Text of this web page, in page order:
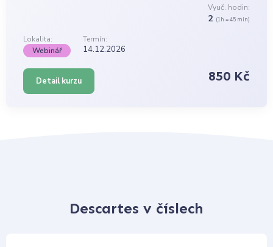
Vyuč. hodin:
2 (1h = 45 min)
Lokalita:
Termín:
Webinář
14.12.2026
Detail kurzu 850 Kč
Descartes v číslech